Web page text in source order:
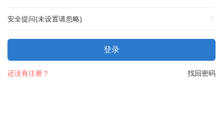
安全提问(未设置请忽略)
登录
找回密码
还没有注册？